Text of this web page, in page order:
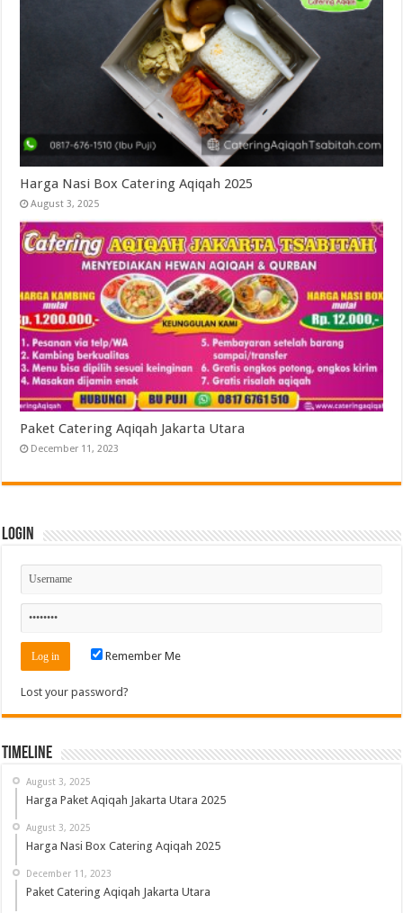
Harga Nasi Box Catering Aqiqah 2025
August 3, 2025
Paket Catering Aqiqah Jakarta Utara
December 11, 2023
Login
Remember Me
Lost your password?
Timeline
August 3, 2025
Harga Paket Aqiqah Jakarta Utara 2025
August 3, 2025
Harga Nasi Box Catering Aqiqah 2025
December 11, 2023
Paket Catering Aqiqah Jakarta Utara